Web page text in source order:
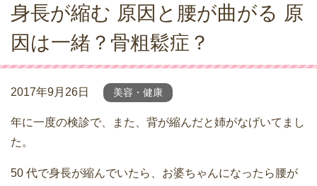
身長が縮む 原因と腰が曲がる 原
因は一緒？骨粗鬆症？
2017年9月26日 美容・健康
年に一度の検診で、また、背が縮んだと姉がなげいてまし
た。
50 代で身長が縮んでいたら、お婆ちゃんになったら腰が